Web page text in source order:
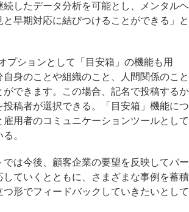
したデータ分析を可能とし、メンタルヘ
と早期対応に結びつけることができる」と
プションとして「目安箱」の機能も用
身のことや組織のこと、人間関係のこと
ができます。この場合、記名で投稿するか
投稿者が選択できる。「目安箱」機能につ
雇用者のコミュニケーションツールとして
。
は今後、顧客企業の要望を反映してバー
していくとともに、さまざまな事例を蓄積
つ形でフィードバックしていきたいとして